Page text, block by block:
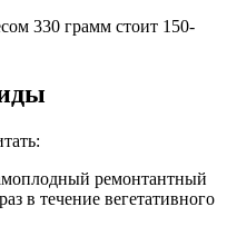
330 грамм стоит 150-
ремонтантный
в течение вегетативного